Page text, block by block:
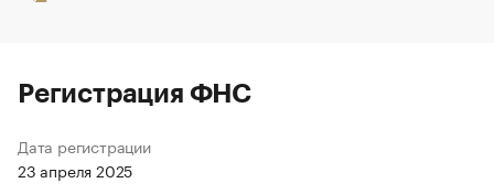
Регистрация ФНС
Дата регистрации
23 апреля 2025